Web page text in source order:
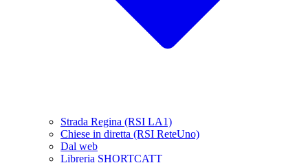
Strada Regina (RSI LA1)
Chiese in diretta (RSI ReteUno)
Dal web
Libreria SHORTCATT